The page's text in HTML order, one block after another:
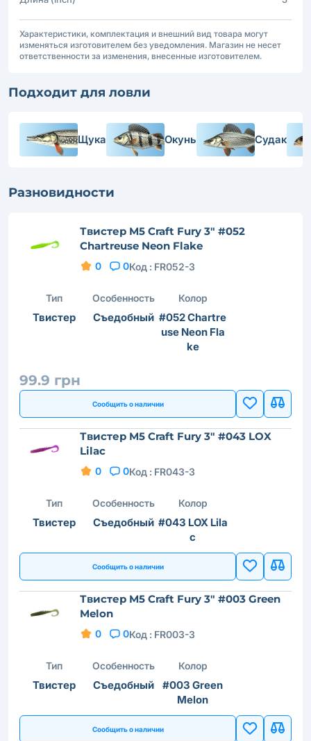
Характеристики, комплектация и внешний вид товара могут
изменяться изготовителем без уведомления. Магазин не несет
ответственности за изменения, внесенные изготовителем.
Подходит для ловли
Щука Окунь Судак
Разновидности
Твистер M5 Craft Fury 3" #052
Chartreuse Neon Flake
0 0Код : FR052-3
Тип
Твистер
Особенность
Съедобный
Колор
#052 Chartre
use Neon Fla
ke
99.9 грн
Сообщить о наличии
Твистер M5 Craft Fury 3" #043 LOX
Lilac
0 0Код : FR043-3
Тип
Твистер
Особенность
Съедобный
Колор
#043 LOX Lila
c
Сообщить о наличии
Твистер M5 Craft Fury 3" #003 Green
Melon
0 0Код : FR003-3
Тип
Твистер
Особенность
Съедобный
Колор
#003 Green
Melon
Сообщить о наличии